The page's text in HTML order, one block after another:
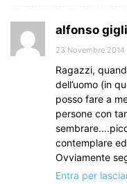
alfonso
23 Novembre 2014
Ragazzi,
dell’uomo (in
posso fare a
persone con
contemplare
Ovviamente
Entra per